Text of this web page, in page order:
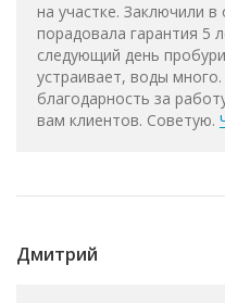
на участке. Заключили
порадовала гарантия 5
следующий день
устраивает, воды
благодарность за
вам клиентов. Советую.
Дмитрий